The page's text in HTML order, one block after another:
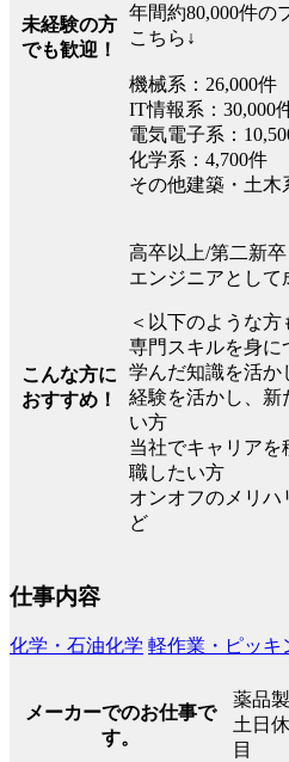
未経験の方
でも歓迎！
年間約80,000件の
こちら↓
機械系：26,000件
IT情報系：30,000
電気電子系：
化学系：4,700件
その他建築・土木
こんな方に
おすすめ！
高卒以上/第二新
エンジニアとし
＜以下のような方
専門スキルを身に
学んだ知識を活か
経験を活かし、新
い方
当社でキャリア
職したい方
オンオフのメリ
ど
仕事内容
化学・石油化学 軽作業・ピッキ
メーカーでのお仕事で
す。
薬品
土日
目